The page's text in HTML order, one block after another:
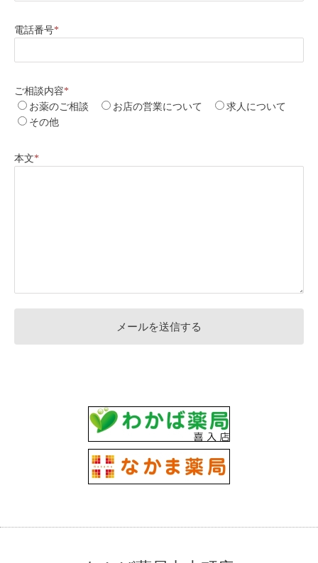
電話番号*
ご相談内容*
お薬のご相談
お店の営業について
求人について
その他
本文*